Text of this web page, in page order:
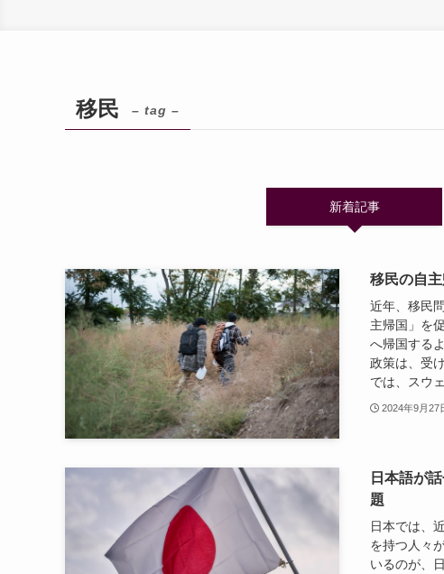
移民 – tag –
新着記事
移民の自
近年、移民
主帰国」を
へ帰国する
政策は、受
では、スウ
2024年9月27
日本語が
題
日本では、
を持つ人々
いるのが、